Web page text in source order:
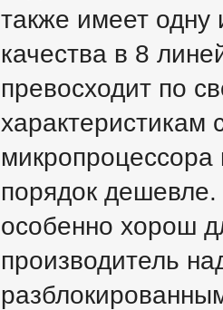
также имеет
качества в 8
превосходит по
микропроцессора
порядок дешевле.
особенно хорош
производитель